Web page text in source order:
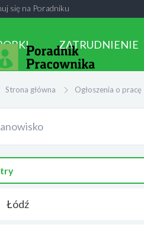
się na Poradniku
ZATRUDNIENIE
Strona główna Ogłoszenia o pracę
Łódź